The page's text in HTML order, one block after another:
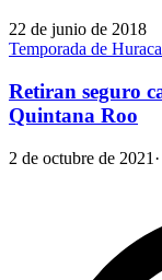
22 de junio de 2018
Temporada de
Retiran seguro
Quintana Roo
2 de octubre de 2021 ·